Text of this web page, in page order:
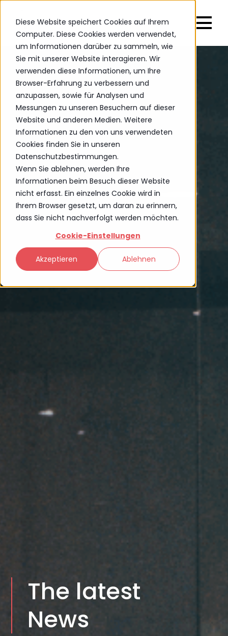
Diese Website speichert Cookies auf Ihrem
Computer. Diese Cookies werden verwendet,
um Informationen darüber zu sammeln, wie
Sie mit unserer Website interagieren. Wir
verwenden diese Informationen, um Ihre
Browser-Erfahrung zu verbessern und
anzupassen, sowie für Analysen und
Messungen zu unseren Besuchern auf dieser
Website und anderen Medien. Weitere
Informationen zu den von uns verwendeten
Cookies finden Sie in unseren
Datenschutzbestimmungen.
Wenn Sie ablehnen, werden Ihre
Informationen beim Besuch dieser Website
nicht erfasst. Ein einzelnes Cookie wird in
Ihrem Browser gesetzt, um daran zu erinnern,
dass Sie nicht nachverfolgt werden möchten.
Cookie-Einstellungen
Akzeptieren Ablehnen
The latest
News